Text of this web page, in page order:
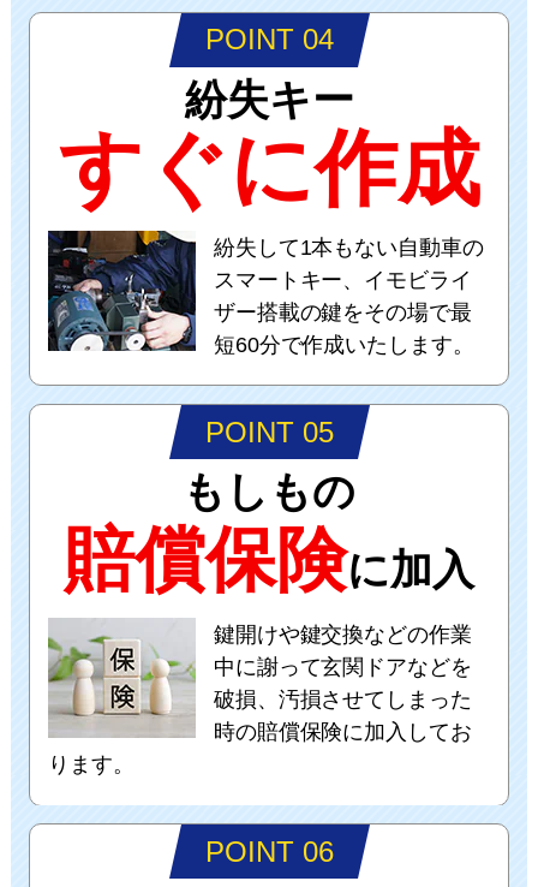
POINT 04
紛失キー
すぐに作成
紛失して1本もない自動車の
スマートキー、イモビライ
ザー搭載の鍵をその場で最
短60分で作成いたします。
POINT 05
もしもの
賠償保険に加入
鍵開けや鍵交換などの作業
中に謝って玄関ドアなどを
破損、汚損させてしまった
時の賠償保険に加入してお
ります。
POINT 06